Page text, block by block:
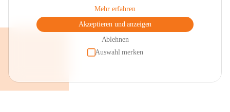
Mehr erfahren
Akzeptieren und anzeigen
Ablehnen
Auswahl merken